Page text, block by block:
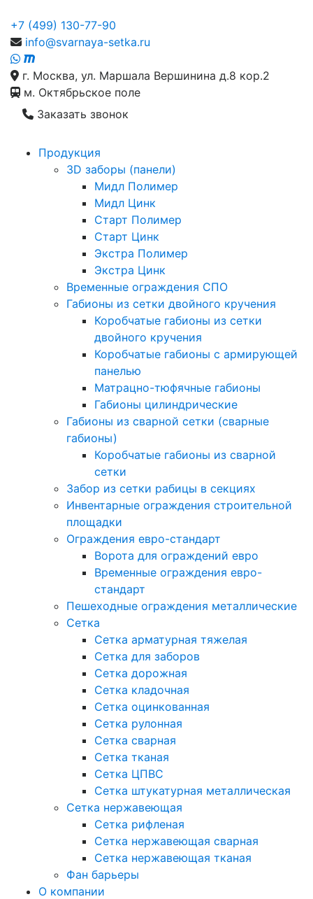
+7 (499) 130-77-90
info@svarnaya-setka.ru
г. Москва, ул. Маршала Вершинина д.8 кор.2
м. Октябрьское поле
Заказать звонок
Продукция
3D заборы (панели)
Мидл Полимер
Мидл Цинк
Старт Полимер
Старт Цинк
Экстра Полимер
Экстра Цинк
Временные ограждения СПО
Габионы из сетки двойного кручения
Коробчатые габионы из сетки
двойного кручения
Коробчатые габионы с армирующей
панелью
Матрацно-тюфячные габионы
Габионы цилиндрические
Габионы из сварной сетки (сварные
габионы)
Коробчатые габионы из сварной
сетки
Забор из сетки рабицы в секциях
Инвентарные ограждения строительной
площадки
Ограждения евро-стандарт
Ворота для ограждений евро
Временные ограждения евро-
стандарт
Пешеходные ограждения металлические
Сетка
Сетка арматурная тяжелая
Сетка для заборов
Сетка дорожная
Сетка кладочная
Сетка оцинкованная
Сетка рулонная
Сетка сварная
Сетка тканая
Сетка ЦПВС
Сетка штукатурная металлическая
Сетка нержавеющая
Сетка рифленая
Сетка нержавеющая сварная
Сетка нержавеющая тканая
Фан барьеры
О компании